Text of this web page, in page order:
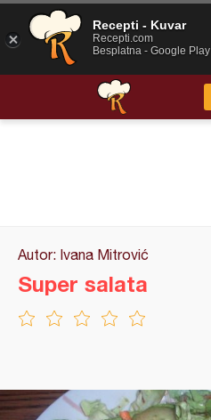
Autor: Ivana Mitrović
Super salata
Recepti - Kuvar
Recepti.com
Besplatna - Google Play